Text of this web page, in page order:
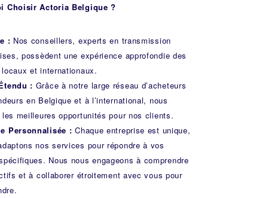
Choisir Actoria Belgique ?
: Nos conseillers, experts en transmission
possèdent une expérience approfondie des
et internationaux.
: Grâce à notre large réseau d’acheteurs
en Belgique et à l’international, nous
meilleures opportunités pour nos clients.
Personnalisée : Chaque entreprise est unique,
nos services pour répondre à vos
Nous nous engageons à comprendre
et à collaborer étroitement avec vous pour